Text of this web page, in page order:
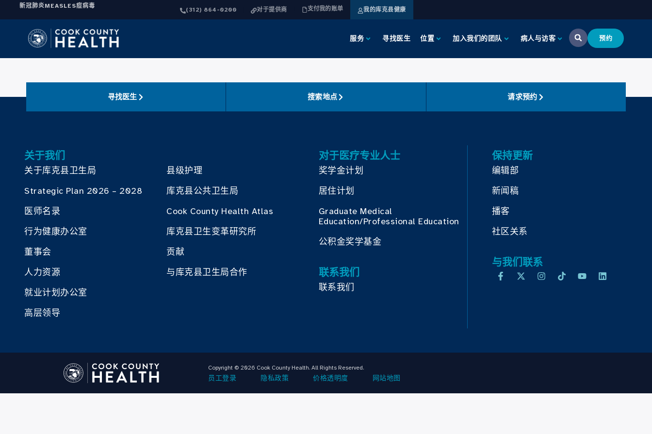
新冠肺炎MEASLES痘病毒
(312) 864-0200 对于提供商 支付我的账单 我的库克县健康
服务 寻找医生 位置 加入我们的团队 病人与访客 预约
寻找医生 搜索地点 请求预约
关于我们
关于库克县卫生局
Strategic Plan 2026 – 2028
医师名录
行为健康办公室
董事会
人力资源
就业计划办公室
高层领导
县级护理
库克县公共卫生局
Cook County Health Atlas
库克县卫生变革研究所
贡献
与库克县卫生局合作
对于医疗专业人士
奖学金计划
居住计划
Graduate Medical
Education/Professional Education
公积金奖学基金
联系我们
联系我们
保持更新
编辑部
新闻稿
播客
社区关系
与我们联系
Copyright © 2026 Cook County Health. All Rights Reserved.
员工登录 隐私政策 价格透明度 网站地图